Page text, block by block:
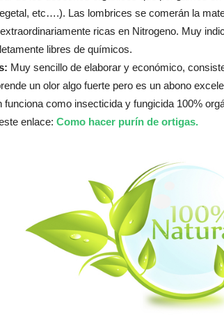
etc….). Las lombrices se comerán la
ricas en Nitrogeno. Muy
libres de químicos.
Muy sencillo de elaborar y económico,
un olor algo fuerte pero es un abono
funciona como insecticida y fungicida 100%
enlace: Como hacer purín de ortigas.